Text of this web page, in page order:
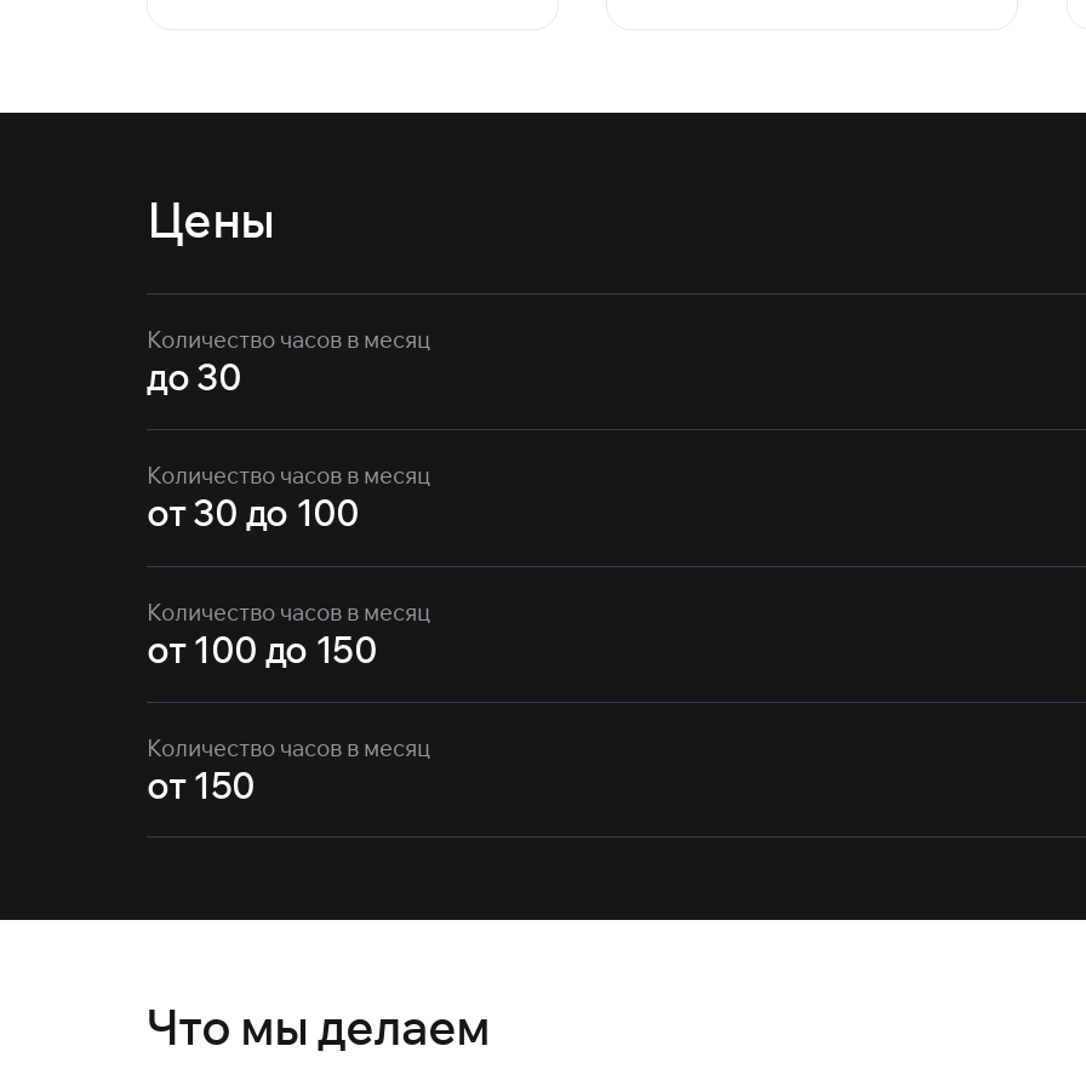
Цены
Количество часов в месяц
до 30
Количество часов в месяц
от 30 до 100
Количество часов в месяц
от 100 до 150
Количество часов в месяц
от 150
Что мы делаем